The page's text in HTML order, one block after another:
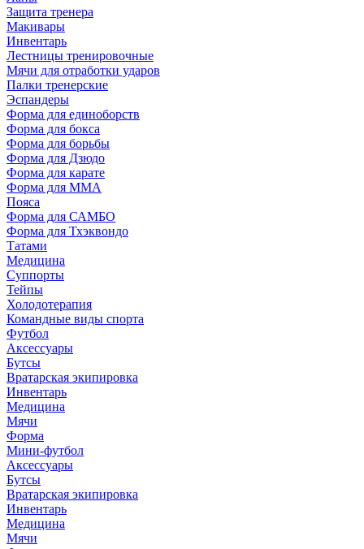
Защита тренера
Макивары
Инвентарь
Лестницы тренировочные
Мячи для отработки ударов
Палки тренерские
Эспандеры
Форма для единоборств
Форма для бокса
Форма для борьбы
Форма для Дзюдо
Форма для карате
Форма для MMA
Пояса
Форма для САМБО
Форма для Тхэквондо
Татами
Медицина
Суппорты
Тейпы
Холодотерапия
Командные виды спорта
Футбол
Аксессуары
Бутсы
Вратарская экипировка
Инвентарь
Медицина
Мячи
Форма
Мини-футбол
Аксессуары
Бутсы
Вратарская экипировка
Инвентарь
Медицина
Мячи